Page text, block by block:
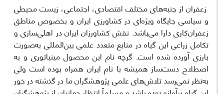
زعفران از جنبه‌های مختلف اقتصادی، اجتماعی، زیست محیطی
و سیاسی جایگاه ویژه‌ای در کشاورزی ایران و بخصوص مناطق
زعفران‌کاری دارا می‌باشد. نقش کشاورزان ایران در اهلی‌سازی و
تکامل زراعی این گیاه در منابع متعدد علمی بین‌المللی به‌صورت
بارزی آورده شده است. گرچه نام این محصول مینیاتوری و به‌
اصطلاح دست‌ساز همیشه با نام ایران همراه بوده است ولی
به‌نظر نمی‌رسد تلاش‌های علمی پژوهشگران ما در گذشته در خور